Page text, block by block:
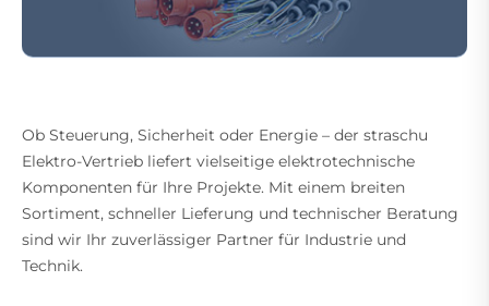
Ob Steuerung, Sicherheit oder Energie – der straschu
Elektro-Vertrieb liefert vielseitige elektrotechnische
Komponenten für Ihre Projekte. Mit einem breiten
Sortiment, schneller Lieferung und technischer Beratung
sind wir Ihr zuverlässiger Partner für Industrie und
Technik.